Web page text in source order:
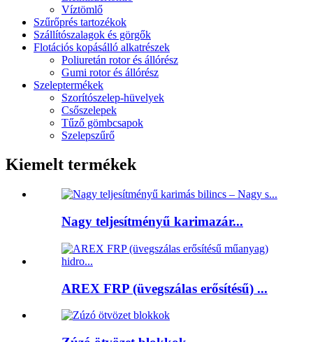
Víztömlő
Szűrőprés tartozékok
Szállítószalagok és görgők
Flotációs kopásálló alkatrészek
Poliuretán rotor és állórész
Gumi rotor és állórész
Szeleptermékek
Szorítószelep-hüvelyek
Csőszelepek
Tűző gömbcsapok
Szelepszűrő
Kiemelt termékek
Nagy teljesítményű karimazár...
AREX FRP (üvegszálas erősítésű) ...